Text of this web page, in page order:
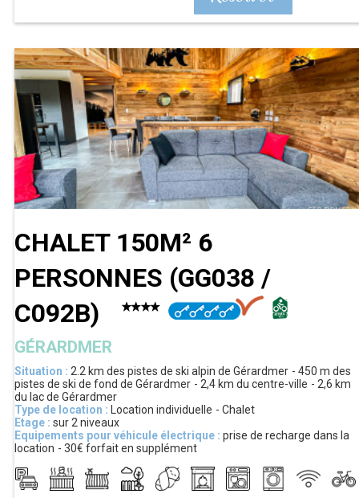
CHALET 150M² 6
PERSONNES (GG038 /
C092B)
GÉRARDMER
Situation : 2.2 km des pistes de ski alpin de Gérardmer 450 m des
pistes de ski de fond de Gérardmer
2,4 km du centre-ville
2,6 km
du lac de Gérardmer
Type de location : Location individuelle
Chalet
Etage : sur 2 niveaux
Equipements pour véhicule électrique : prise de recharge dans la
location
30€ forfait en supplément